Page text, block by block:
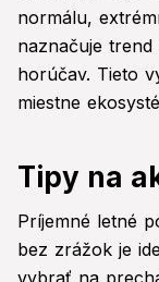
normálu,
naznačuje
horúčav. Tieto
miestne
Tipy na
Príjemné letné
bez zrážok je